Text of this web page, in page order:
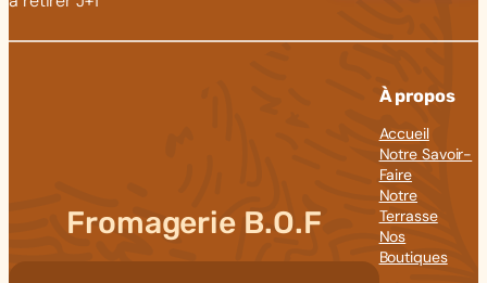
Fromagerie B.O.F
À propos
Accueil
Notre Savoir-
Faire
Notre
Terrasse
Nos
Boutiques